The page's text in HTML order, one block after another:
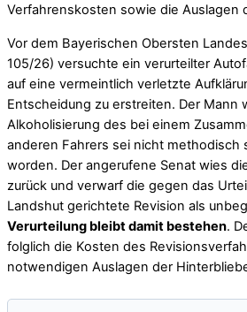
Verfahrenskosten sowie die Auslagen
Vor dem Bayerischen Obersten
105/26) versuchte ein verurteilter
auf eine vermeintlich verletzte
Entscheidung zu erstreiten. Der Mann
Alkoholisierung des bei einem
anderen Fahrers sei nicht methodisch
worden. Der angerufene Senat wies
zurück und verwarf die gegen das
Landshut gerichtete Revision als
Verurteilung bleibt damit bestehen.
folglich die Kosten des
notwendigen Auslagen der